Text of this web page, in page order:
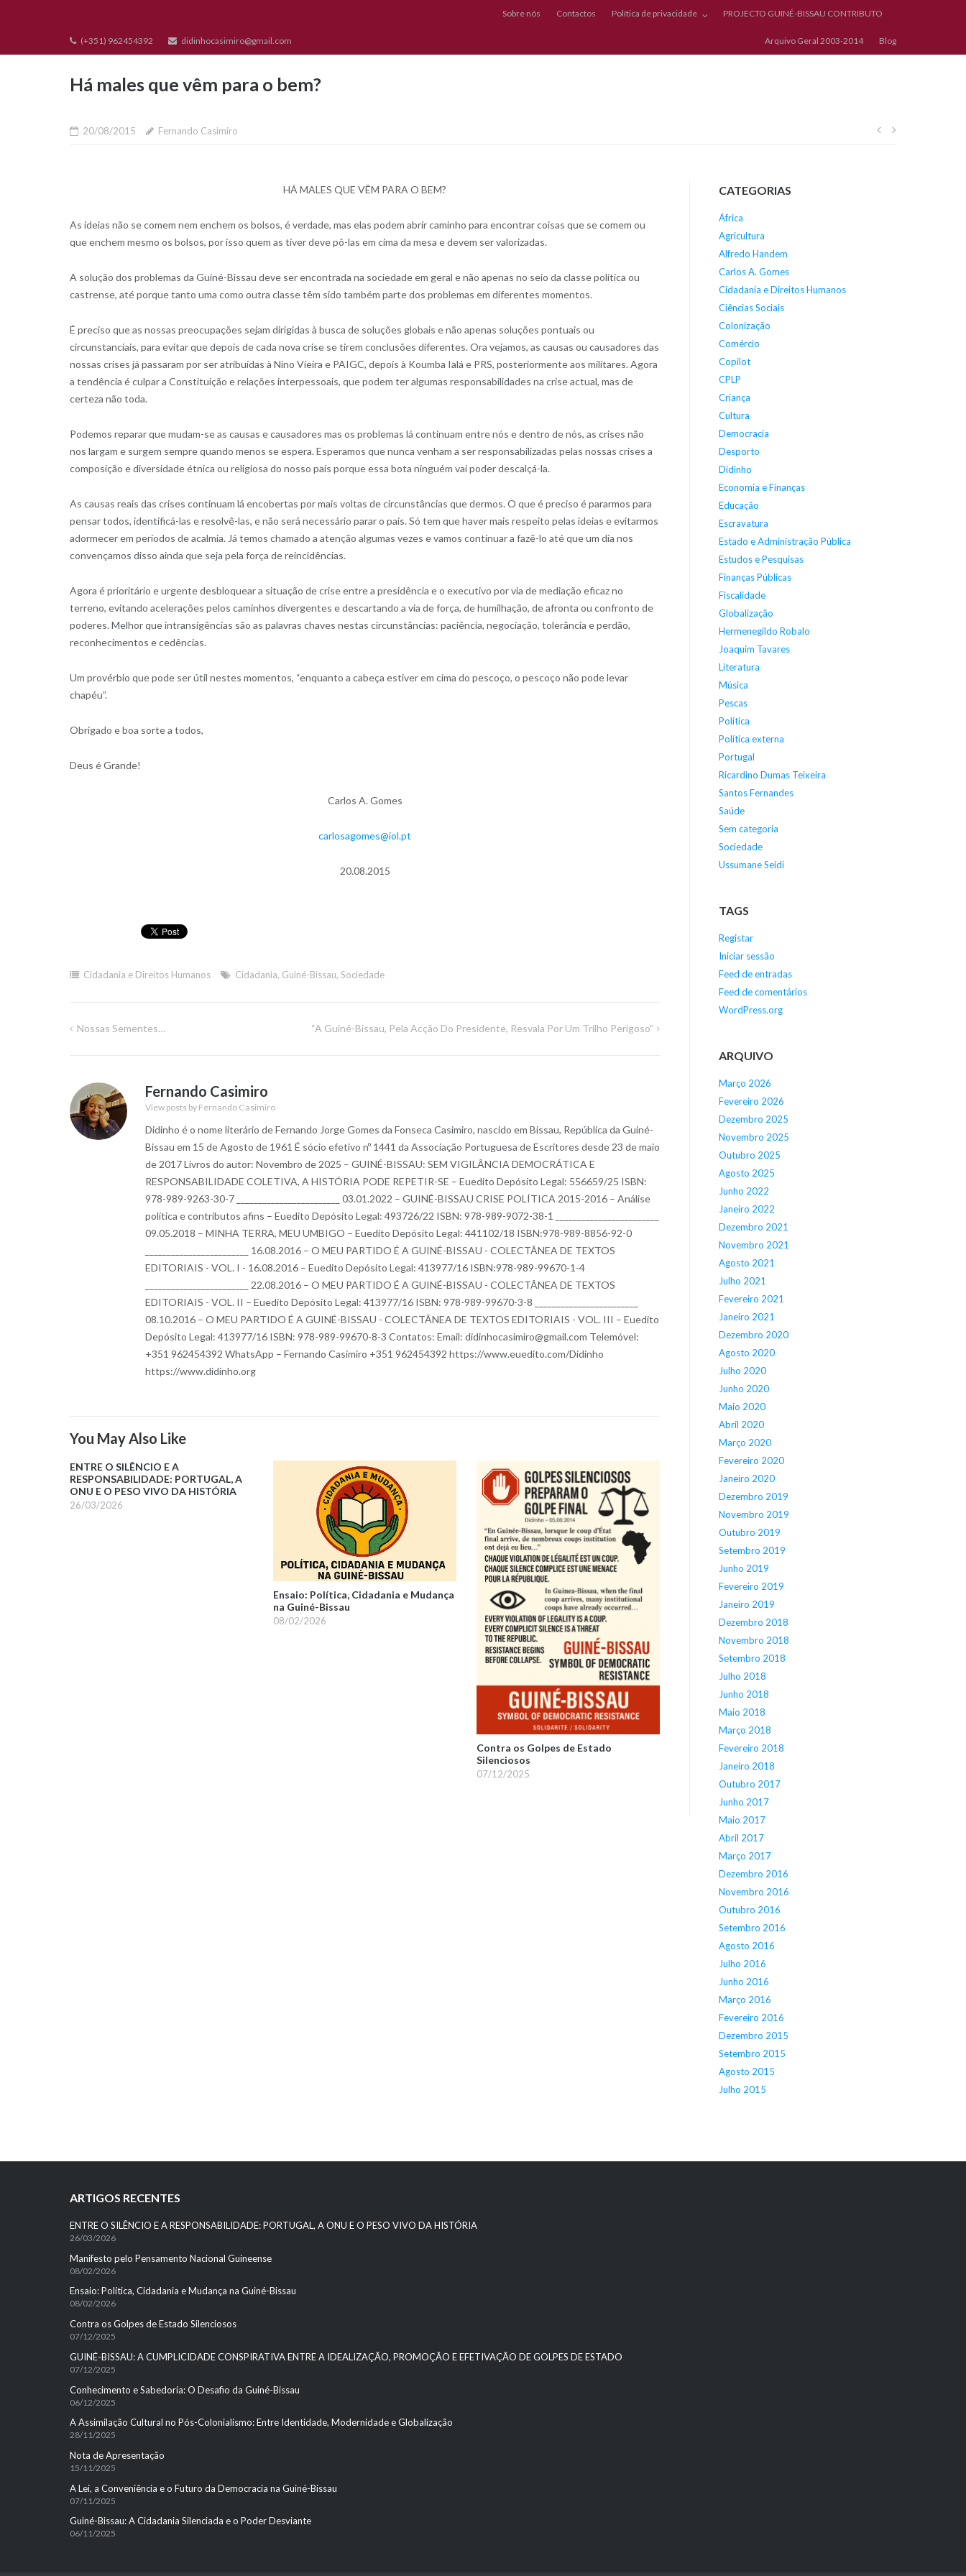
(+351) 962454392 didinhocasimiro@gmail.com
Sobre nós Contactos Política de privacidade PROJECTO GUINÉ-BISSAU CONTRIBUTO
Arquivo Geral 2003-2014 Blog
Há males que vêm para o bem?
20/08/2015 Fernando Casimiro
Navegação
HÁ MALES QUE VÊM PARA O BEM?
As ideias não se comem nem enchem os bolsos, é verdade, mas elas podem abrir caminho para encontrar coisas que se comem ou
que enchem mesmo os bolsos, por isso quem as tiver deve pô-las em cima da mesa e devem ser valorizadas.
A solução dos problemas da Guiné-Bissau deve ser encontrada na sociedade em geral e não apenas no seio da classe política ou
castrense, até porque tanto uma como outra classe têm sido também parte dos problemas em diferentes momentos.
É preciso que as nossas preocupações sejam dirigidas à busca de soluções globais e não apenas soluções pontuais ou
circunstanciais, para evitar que depois de cada nova crise se tirem conclusões diferentes. Ora vejamos, as causas ou causadores das
nossas crises já passaram por ser atribuídas à Nino Vieira e PAIGC, depois à Koumba Ialá e PRS, posteriormente aos militares. Agora
a tendência é culpar a Constituição e relações interpessoais, que podem ter algumas responsabilidades na crise actual, mas de
certeza não toda.
Podemos reparar que mudam-se as causas e causadores mas os problemas lá continuam entre nós e dentro de nós, as crises não
nos largam e surgem sempre quando menos se espera. Esperamos que nunca venham a ser responsabilizadas pelas nossas crises a
composição e diversidade étnica ou religiosa do nosso país porque essa bota ninguém vai poder descalçá-la.
As causas reais das crises continuam lá encobertas por mais voltas de circunstâncias que dermos. O que é preciso é pararmos para
pensar todos, identificá-las e resolvê-las, e não será necessário parar o país. Só tem que haver mais respeito pelas ideias e evitarmos
adormecer em períodos de acalmia. Já temos chamado a atenção algumas vezes e vamos continuar a fazê-lo até que um dia nos
convençamos disso ainda que seja pela força de reincidências.
Agora é prioritário e urgente desbloquear a situação de crise entre a presidência e o executivo por via de mediação eficaz no
terreno, evitando acelerações pelos caminhos divergentes e descartando a via de força, de humilhação, de afronta ou confronto de
poderes. Melhor que intransigências são as palavras chaves nestas circunstâncias: paciência, negociação, tolerância e perdão,
reconhecimentos e cedências.
Um provérbio que pode ser útil nestes momentos, “enquanto a cabeça estiver em cima do pescoço, o pescoço não pode levar
chapéu”.
Obrigado e boa sorte a todos,
Deus é Grande!
Carlos A. Gomes
carlosagomes@iol.pt
20.08.2015
Cidadania e Direitos Humanos Cidadania, Guiné-Bissau, Sociedade
Navegação
artigos
Nossas Sementes… “A Guiné-Bissau, Pela Acção Do Presidente, Resvala Por Um Trilho Perigoso”
Fernando Casimiro
View posts by Fernando Casimiro
Didinho é o nome literário de Fernando Jorge Gomes da Fonseca Casimiro, nascido em Bissau, República da Guiné-
Bissau em 15 de Agosto de 1961 É sócio efetivo nº 1441 da Associação Portuguesa de Escritores desde 23 de maio
de 2017 Livros do autor: Novembro de 2025 – GUINÉ-BISSAU: SEM VIGILÂNCIA DEMOCRÁTICA E
RESPONSABILIDADE COLETIVA, A HISTÓRIA PODE REPETIR-SE – Euedito Depósito Legal: 556659/25 ISBN:
978-989-9263-30-7 ________________________ 03.01.2022 – GUINÉ-BISSAU CRISE POLÍTICA 2015-2016 – Análise
política e contributos afins – Euedito Depósito Legal: 493726/22 ISBN: 978-989-9072-38-1 ________________________
09.05.2018 – MINHA TERRA, MEU UMBIGO – Euedito Depósito Legal: 441102/18 ISBN:978-989-8856-92-0
________________________ 16.08.2016 – O MEU PARTIDO É A GUINÉ-BISSAU - COLECTÂNEA DE TEXTOS
EDITORIAIS - VOL. I - 16.08.2016 – Euedito Depósito Legal: 413977/16 ISBN:978-989-99670-1-4
________________________ 22.08.2016 – O MEU PARTIDO É A GUINÉ-BISSAU - COLECTÂNEA DE TEXTOS
EDITORIAIS - VOL. II – Euedito Depósito Legal: 413977/16 ISBN: 978-989-99670-3-8 ________________________
08.10.2016 – O MEU PARTIDO É A GUINÉ-BISSAU - COLECTÂNEA DE TEXTOS EDITORIAIS - VOL. III – Euedito
Depósito Legal: 413977/16 ISBN: 978-989-99670-8-3 Contatos: Email: didinhocasimiro@gmail.com Telemóvel:
+351 962454392 WhatsApp – Fernando Casimiro +351 962454392 https://www.euedito.com/Didinho
https://www.didinho.org
You May Also Like
ENTRE O SILÊNCIO E A
RESPONSABILIDADE: PORTUGAL, A
ONU E O PESO VIVO DA HISTÓRIA
26/03/2026
Ensaio: Política, Cidadania e Mudança
na Guiné-Bissau
08/02/2026
Contra os Golpes de Estado
Silenciosos
07/12/2025
CATEGORIAS
África
Agricultura
Alfredo Handem
Carlos A. Gomes
Cidadania e Direitos Humanos
Ciências Sociais
Colonização
Comércio
Copilot
CPLP
Criança
Cultura
Democracia
Desporto
Didinho
Economia e Finanças
Educação
Escravatura
Estado e Administração Pública
Estudos e Pesquisas
Finanças Públicas
Fiscalidade
Globalização
Hermenegildo Robalo
Joaquim Tavares
Literatura
Música
Pescas
Política
Política externa
Portugal
Ricardino Dumas Teixeira
Santos Fernandes
Saúde
Sem categoria
Sociedade
Ussumane Seidi
TAGS
Registar
Iniciar sessão
Feed de entradas
Feed de comentários
WordPress.org
ARQUIVO
Março 2026
Fevereiro 2026
Dezembro 2025
Novembro 2025
Outubro 2025
Agosto 2025
Junho 2022
Janeiro 2022
Dezembro 2021
Novembro 2021
Agosto 2021
Julho 2021
Fevereiro 2021
Janeiro 2021
Dezembro 2020
Agosto 2020
Julho 2020
Junho 2020
Maio 2020
Abril 2020
Março 2020
Fevereiro 2020
Janeiro 2020
Dezembro 2019
Novembro 2019
Outubro 2019
Setembro 2019
Junho 2019
Fevereiro 2019
Janeiro 2019
Dezembro 2018
Novembro 2018
Setembro 2018
Julho 2018
Junho 2018
Maio 2018
Março 2018
Fevereiro 2018
Janeiro 2018
Outubro 2017
Junho 2017
Maio 2017
Abril 2017
Março 2017
Dezembro 2016
Novembro 2016
Outubro 2016
Setembro 2016
Agosto 2016
Julho 2016
Junho 2016
Março 2016
Fevereiro 2016
Dezembro 2015
Setembro 2015
Agosto 2015
Julho 2015
ARTIGOS RECENTES
ENTRE O SILÊNCIO E A RESPONSABILIDADE: PORTUGAL, A ONU E O PESO VIVO DA HISTÓRIA
26/03/2026
Manifesto pelo Pensamento Nacional Guineense
08/02/2026
Ensaio: Política, Cidadania e Mudança na Guiné-Bissau
08/02/2026
Contra os Golpes de Estado Silenciosos
07/12/2025
GUINÉ-BISSAU: A CUMPLICIDADE CONSPIRATIVA ENTRE A IDEALIZAÇÃO, PROMOÇÃO E EFETIVAÇÃO DE GOLPES DE ESTADO
07/12/2025
Conhecimento e Sabedoria: O Desafio da Guiné-Bissau
06/12/2025
A Assimilação Cultural no Pós-Colonialismo: Entre Identidade, Modernidade e Globalização
28/11/2025
Nota de Apresentação
15/11/2025
A Lei, a Conveniência e o Futuro da Democracia na Guiné-Bissau
07/11/2025
Guiné-Bissau: A Cidadania Silenciada e o Poder Desviante
06/11/2025